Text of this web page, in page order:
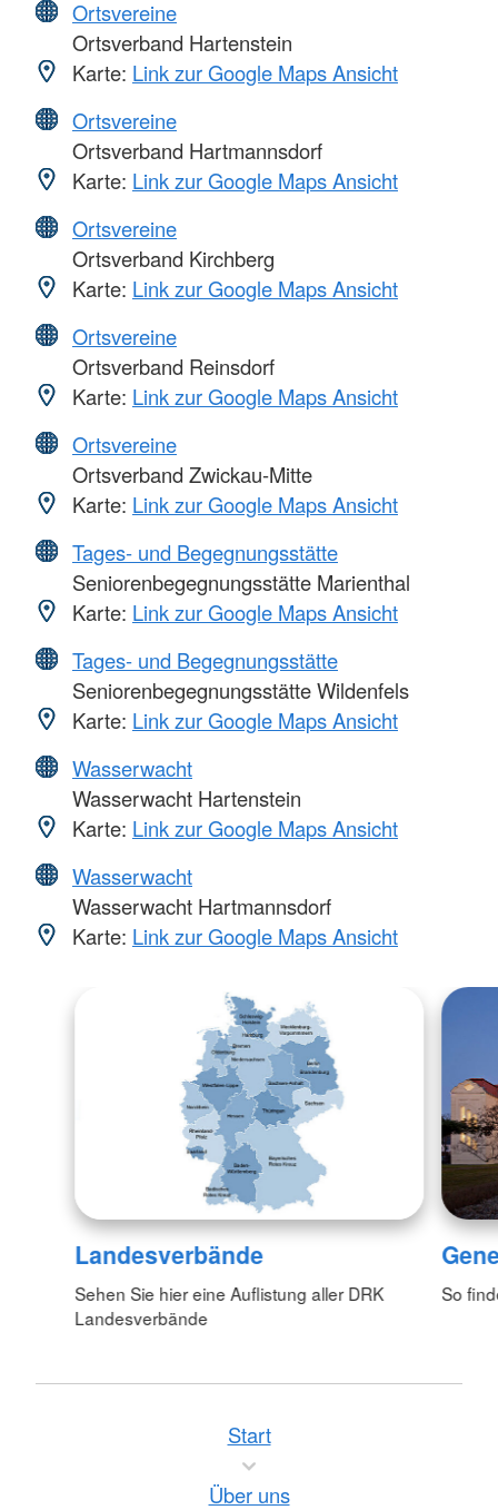
Ortsvereine
Ortsverband Hartenstein
Karte: Link zur Google Maps Ansicht
Ortsvereine
Ortsverband Hartmannsdorf
Karte: Link zur Google Maps Ansicht
Ortsvereine
Ortsverband Kirchberg
Karte: Link zur Google Maps Ansicht
Ortsvereine
Ortsverband Reinsdorf
Karte: Link zur Google Maps Ansicht
Ortsvereine
Ortsverband Zwickau-Mitte
Karte: Link zur Google Maps Ansicht
Tages- und Begegnungsstätte
Seniorenbegegnungsstätte Marienthal
Karte: Link zur Google Maps Ansicht
Tages- und Begegnungsstätte
Seniorenbegegnungsstätte Wildenfels
Karte: Link zur Google Maps Ansicht
Wasserwacht
Wasserwacht Hartenstein
Karte: Link zur Google Maps Ansicht
Wasserwacht
Wasserwacht Hartmannsdorf
Karte: Link zur Google Maps Ansicht
Landesverbände
Sehen Sie hier eine Auflistung aller DRK
Landesverbände
So
Start
Über uns